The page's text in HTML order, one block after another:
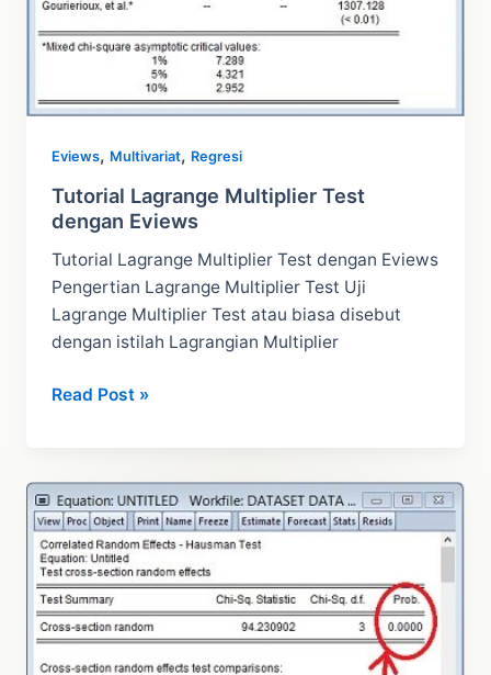
Eviews, Multivariat, Regresi
Tutorial Lagrange Multiplier Test
dengan Eviews
Tutorial Lagrange Multiplier Test dengan Eviews
Pengertian Lagrange Multiplier Test Uji
Lagrange Multiplier Test atau biasa disebut
dengan istilah Lagrangian Multiplier
Tutorial
dengan
Eviews
Read Post »